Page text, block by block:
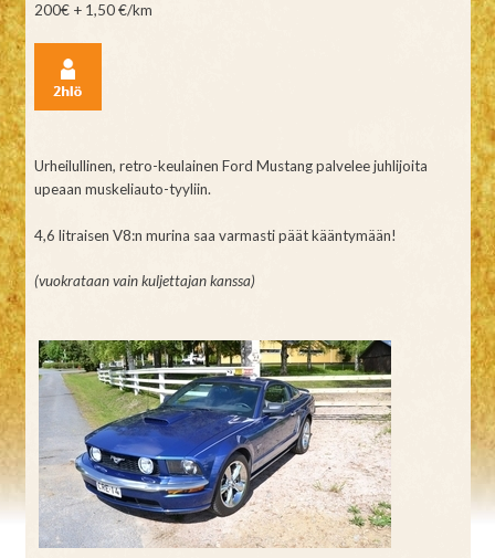
200€ + 1,50 €/km
Urheilullinen, retro-keulainen Ford Mustang palvelee juhlijoita
upeaan muskeliauto-tyyliin.
4,6 litraisen V8:n murina saa varmasti päät kääntymään!
(vuokrataan vain kuljettajan kanssa)